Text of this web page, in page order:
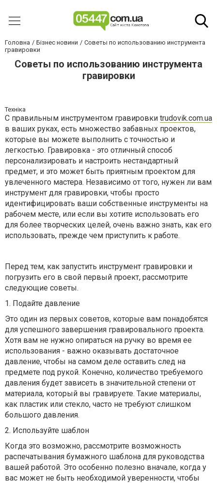
Головна Бізнес новини
Советы по использованию инструмента
гравировки
Советы по использованию инструмента
гравировки
Техніка
С правильным инструментом гравировки trudovik.com.ua
в ваших руках, есть множество забавных проектов,
которые вы можете выполнить с точностью и
легкостью. Гравировка - это отличный способ
персонализировать и настроить нестандартный
предмет, и это может быть приятным проектом для
увлеченного мастера. Независимо от того, нужен ли вам
инструмент для гравировки, чтобы просто
идентифицировать ваши собственные инструменты на
рабочем месте, или если вы хотите использовать его
для более творческих целей, очень важно знать, как его
использовать, прежде чем приступить к работе.
Перед тем, как запустить инструмент гравировки и
погрузить его в свой первый проект, рассмотрите
следующие советы.
1. Подайте давление
Это один из первых советов, которые вам понадобятся
для успешного завершения гравировального проекта.
Хотя вам не нужно опираться на ручку во время ее
использования - важно оказывать достаточное
давление, чтобы на самом деле оставить след на
предмете под рукой. Конечно, количество требуемого
давления будет зависеть в значительной степени от
материала, который вы гравируете. Такие материалы,
как пластик или стекло, часто не требуют слишком
большого давления.
2. Используйте шаблон
Когда это возможно, рассмотрите возможность
распечатывания бумажного шаблона для руководства
вашей работой. Это особенно полезно вначале, когда у
вас может не быть необходимой уверенности, чтобы